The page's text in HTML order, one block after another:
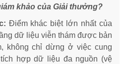
khảo của Giải thưởng?
Điểm khác biệt lớn nhất của
dữ liệu viễn thám được bản
không chỉ dừng ở việc cung
hợp dữ liệu đa nguồn (vệ